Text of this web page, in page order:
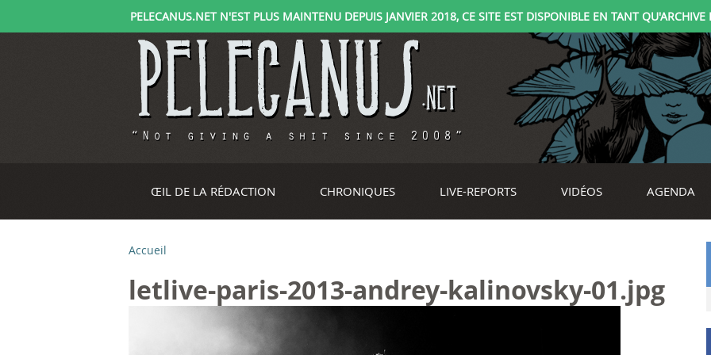
PELECANUS.NET N'EST PLUS MAINTENU DEPUIS JANVIER 2018, CE SITE EST DISPONIBLE EN TANT
ŒIL DE LA RÉDACTION CHRONIQUES LIVE-REPORTS VIDÉOS AGENDA
V
o
Accueil
letlive-paris-2013-andrey-kalinovsky-01.jpg